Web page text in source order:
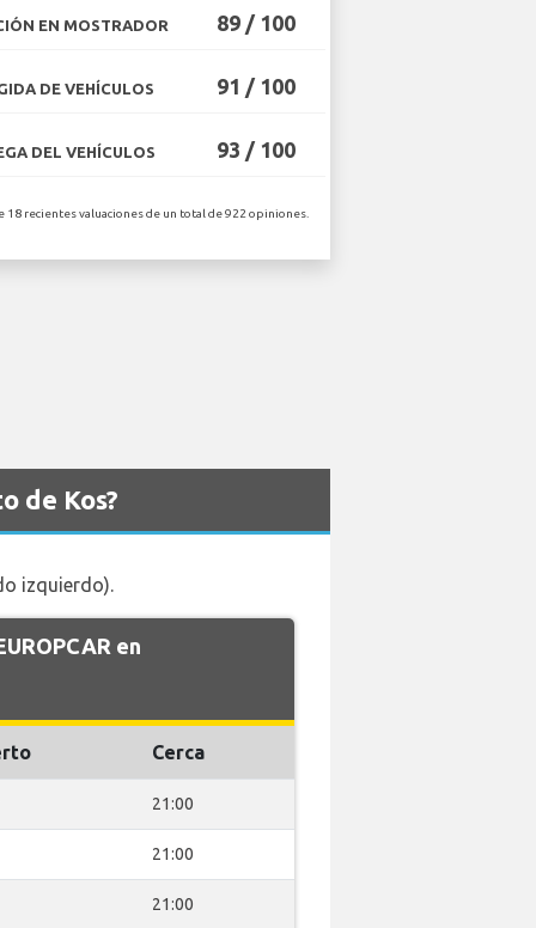
EN MOSTRADOR 89 / 100
DE VEHÍCULOS 91 / 100
DEL VEHÍCULOS 93 / 100
18 recientes valuaciones de un total de 922 opiniones.
de Kos?
izquierdo).
en
Cerca
21:00
21:00
21:00